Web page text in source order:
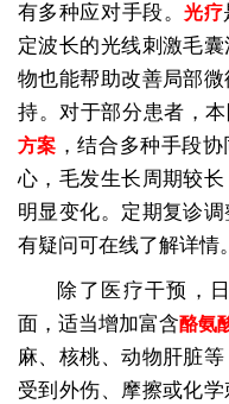
有多种应对手段。光疗
定波长的光线刺激毛
物也能帮助改善局部
持。对于部分患者，
方案 ，结合多种手段
心，毛发生长周期较
明显变化。定期复诊
有疑问可在线了解详情。
除了医疗干预，
面，适当增加富含酪氨
麻、核桃、动物肝脏
受到外伤、摩擦或化